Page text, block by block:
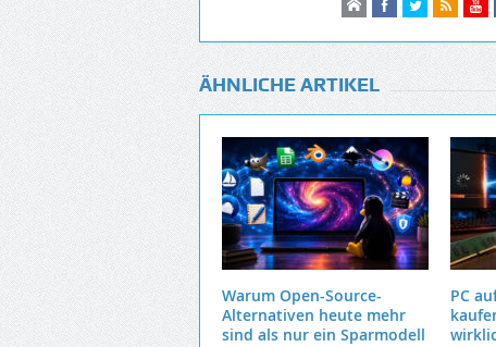
ÄHNLICHE ARTIKEL
Warum Open-Source-
Alternativen heute mehr
sind als nur ein Sparmodell
PC